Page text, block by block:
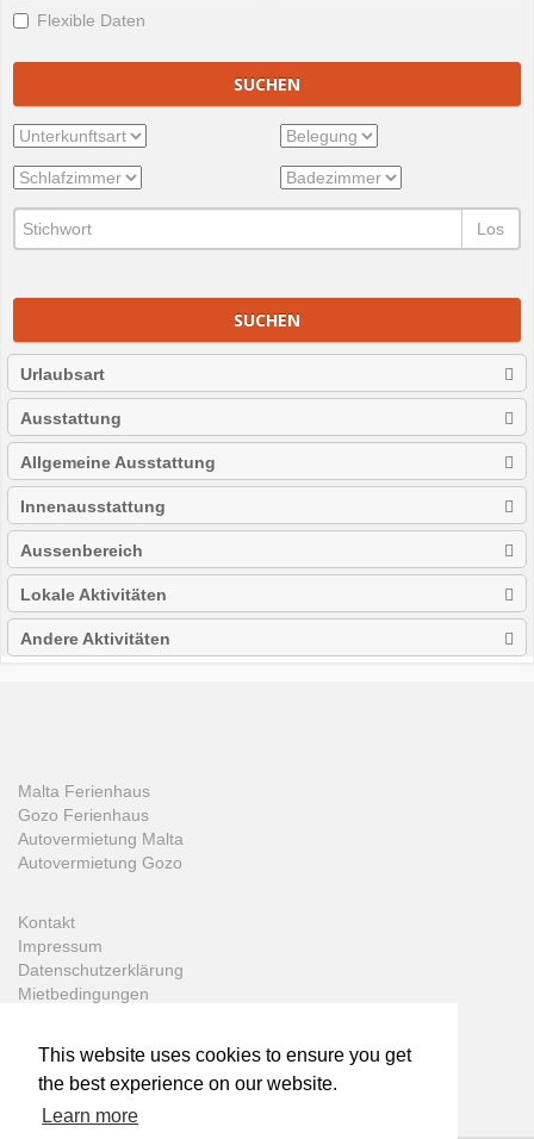
This website uses cookies to ensure you get
the best experience on our website.
Learn more
Flexible Daten
SUCHEN
Los
SUCHEN
Urlaubsart
Ausstattung
Allgemeine Ausstattung
Innenausstattung
Aussenbereich
Lokale Aktivitäten
Andere Aktivitäten
Malta Ferienhaus
Gozo Ferienhaus
Autovermietung Malta
Autovermietung Gozo
Kontakt
Impressum
Datenschutzerklärung
Mietbedingungen